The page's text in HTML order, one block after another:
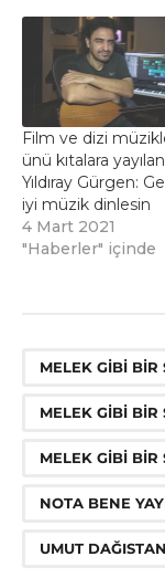
Film ve dizi
ünü kıtalara yayılan
Yıldıray Gürgen:
iyi müzik dinlesin
4 Mart 2021
"Haberler" içinde
MELEK GIBI BIR
MELEK GIBI BIR
MELEK GIBI BIR
NOTA BENE
UMUT